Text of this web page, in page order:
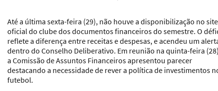
Até a última sexta-feira (29), não houve a disponibilização no site
oficial do clube dos documentos financeiros do semestre. O
reflete a diferença entre receitas e despesas, e acendeu um
dentro do Conselho Deliberativo. Em reunião na quinta-feira
a Comissão de Assuntos Financeiros apresentou parecer
destacando a necessidade de rever a política de investimentos
futebol.